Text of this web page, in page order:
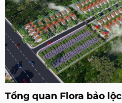
Tổng quan Flora bảo lộc